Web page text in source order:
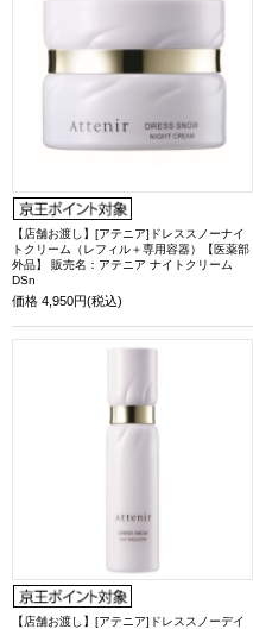
【店舗お渡し】[アテニア]ドレススノーナイ
トクリーム（レフィル＋専用容器）【医薬部
外品】 販売名：アテニア ナイトクリーム
DSn
価格 4,950円(税込)
【店舗お渡し】[アテニア]ドレススノーデイ